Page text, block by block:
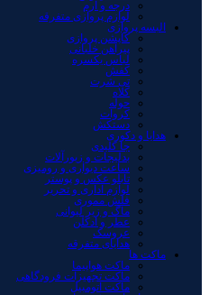
درجه و آرم
لوازم پروازی متفرقه
البسه پروازی
کاپشن پروازی
پیراهن خلبانی
لباس یکسره
کفش
تی شرت
کلاه
حوله
کروات
دستکش
هدایا و دکوری
جا کلیدی
بدلیجات و زیورآلات
ساعت دیواری و رومیزی
تابلو عکس و پوستر
لوازم اداری و تحریر
فلش مموری
ماگ و زیر لیوانی
عطر و ادکلن
عروسک
هدایای متفرقه
ماکت ها
ماکت هواپیما
ماکت تجهیزات فرودگاهی
ماکت اتومبیل